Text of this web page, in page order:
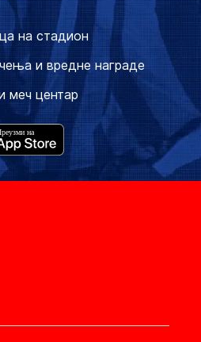
на стадион
и вредне награде
меч центар